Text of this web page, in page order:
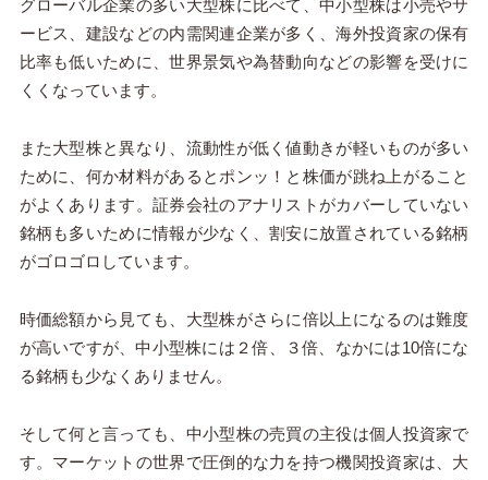
グローバル企業の多い大型株に比べて、中小型株は小売やサ
ービス、建設などの内需関連企業が多く、海外投資家の保有
比率も低いために、世界景気や為替動向などの影響を受けに
くくなっています。
また大型株と異なり、流動性が低く値動きが軽いものが多い
ために、何か材料があるとポンッ！と株価が跳ね上がること
がよくあります。証券会社のアナリストがカバーしていない
銘柄も多いために情報が少なく、割安に放置されている銘柄
がゴロゴロしています。
時価総額から見ても、大型株がさらに倍以上になるのは難度
が高いですが、中小型株には２倍、３倍、なかには10倍にな
る銘柄も少なくありません。
そして何と言っても、中小型株の売買の主役は個人投資家で
す。マーケットの世界で圧倒的な力を持つ機関投資家は、大